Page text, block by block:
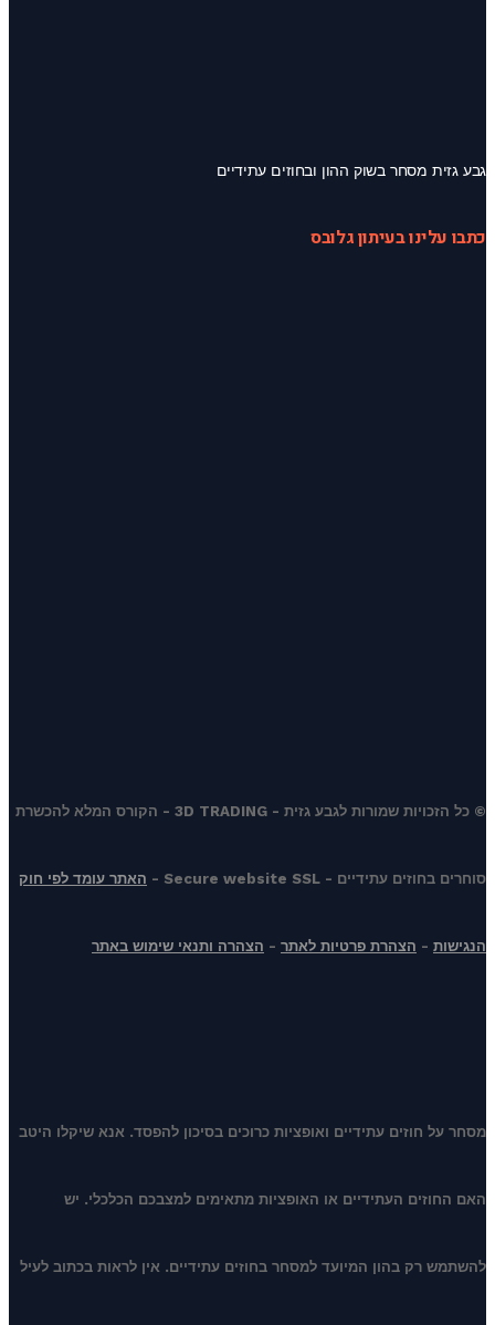
גבע גזית מסחר בשוק ההון ובחוזים עתידיים
כתבו עלינו בעיתון גלובס
© כל הזכויות שמורות לגבע גזית - 3D TRADING - הקורס המלא להכשרת
סוחרים בחוזים עתידיים - Secure website SSL - האתר עומד לפי חוק
הנגישות - הצהרת פרטיות לאתר - הצהרה ותנאי שימוש באתר
מסחר על חוזים עתידיים ואופציות כרוכים בסיכון להפסד. אנא שיקלו היטב
האם החוזים העתידיים או האופציות מתאימים למצבכם הכלכלי. יש
להשתמש רק בהון המיועד למסחר בחוזים עתידיים. אין לראות בכתוב לעיל